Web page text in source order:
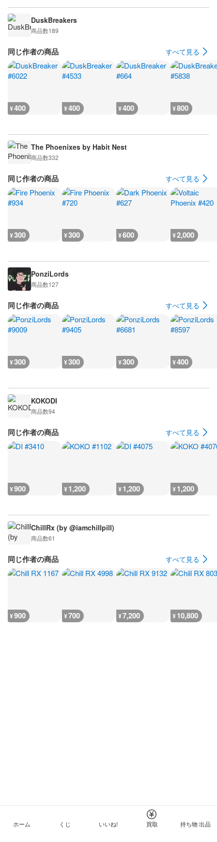
DuskBreakers
商品数189
同じ作者の商品 すべて見る
¥400 ¥400 ¥400 ¥800
The Phoenixes by Habit Nest
商品数332
同じ作者の商品 すべて見る
¥300 ¥300 ¥600 ¥2,000
PonziLords
商品数127
同じ作者の商品 すべて見る
¥300 ¥300 ¥300 ¥400
KOKODI
商品数94
同じ作者の商品 すべて見る
¥900 ¥1,200 ¥1,200 ¥1,200
ChillRx (by @iamchillpill)
商品数61
同じ作者の商品 すべて見る
¥900 ¥700 ¥7,200 ¥10,800
ホーム くじ いいね! 買取 持ち物 出品